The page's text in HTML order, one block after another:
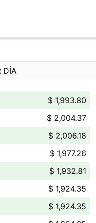
DÍA
$ 1,993.80
$ 2,004.37
$ 2,006.18
$ 1,977.26
$ 1,932.81
$ 1,924.35
$ 1,924.35